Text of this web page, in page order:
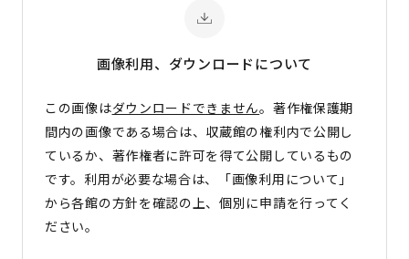
画像利用、ダウンロードについて
この画像はダウンロードできません。著作権保護期
間内の画像である場合は、収蔵館の権利内で公開し
ているか、著作権者に許可を得て公開しているもの
です。利用が必要な場合は、「画像利用について」
から各館の方針を確認の上、個別に申請を行ってく
ださい。